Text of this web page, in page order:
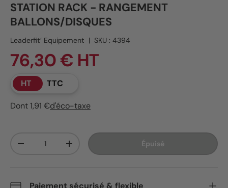
STATION RACK - RANGEMENT
BALLONS/DISQUES
Leaderfit’ Equipement | SKU : 4394
76,30 € HT
HT TTC
Dont 1,91 €d'éco-taxe
Diminuer la quantitéAugmenter la quantitéÉpuisé
Paiement sécurisé & flexible